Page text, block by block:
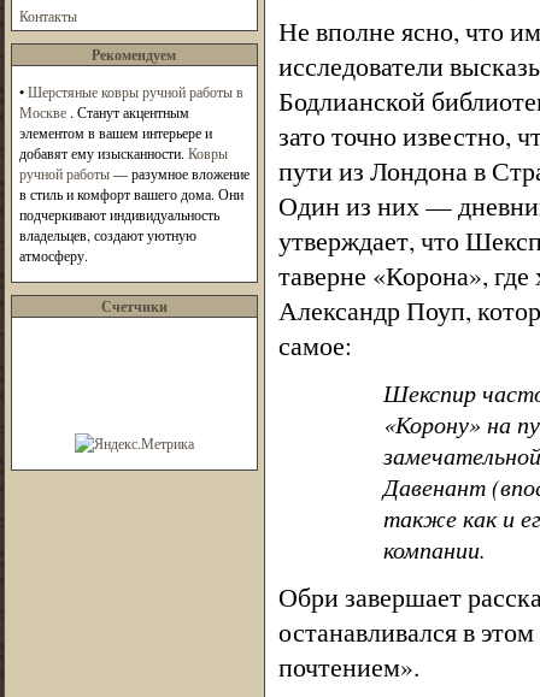
Контакты
Рекомендуем
•Шерстяные ковры ручной работы в
Москве. Станут акцентным
элементом в вашем интерьере и
добавят ему изысканности. Ковры
ручной работы— разумное вложение
в стиль и комфорт вашего дома. Они
подчеркивают индивидуальность
владельцев, создают уютную
атмосферу.
Счетчики
Не вполне ясно, что
исследователи
Бодлианской
зато точно известно,
пути из Лондона в
Один из них —
утверждает, что
таверне «Корона»,
Александр Поуп,
самое:
Шекспир
«Корону» на
Давенант
также как и
компании.
Обри завершает
останавливался в
почтением».